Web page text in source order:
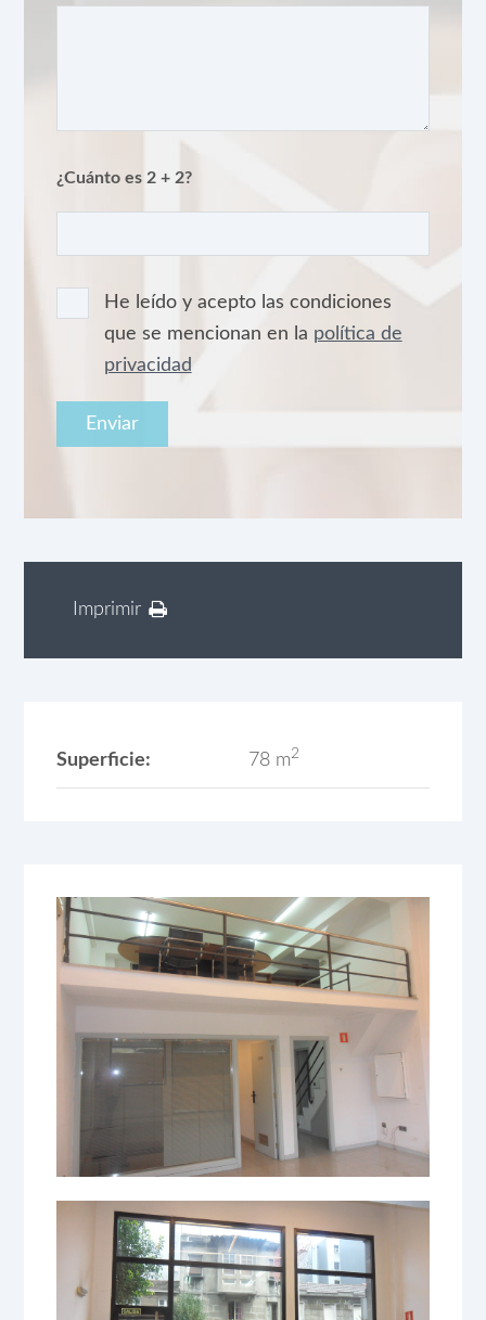
¿Cuánto es 2 + 2?
He leído y acepto las condiciones
que se mencionan en la política de
privacidad
Imprimir
Superficie: 78 m2